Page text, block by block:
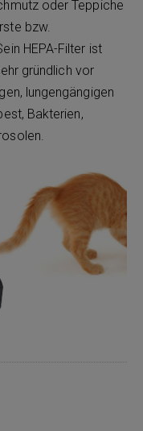
oder Teppiche
bzw.
HEPA-Filter ist
gründlich vor
lungengängigen
Bakterien,